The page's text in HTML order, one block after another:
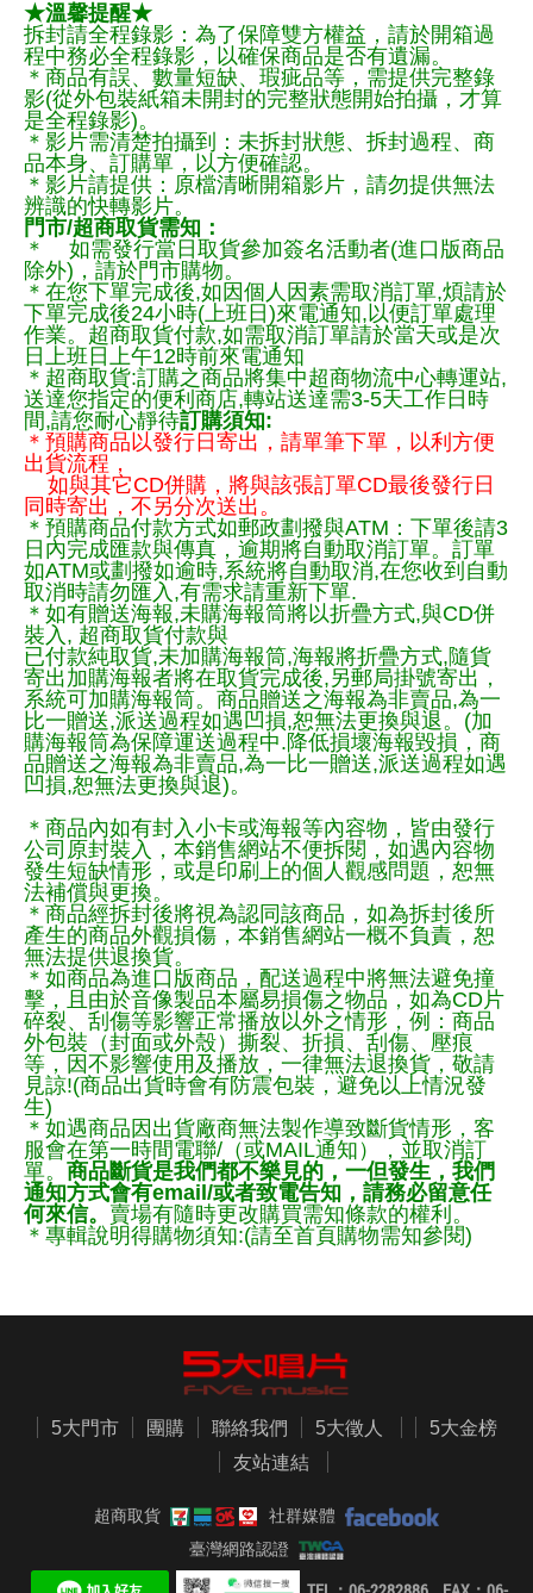
★溫馨提醒★
拆封請全程錄影：為了保障雙方權益，請於開箱過
程中務必全程錄影，以確保商品是否有遺漏。
＊商品有誤、數量短缺、瑕疵品等，需提供完整錄
影(從外包裝紙箱未開封的完整狀態開始拍攝，才算
是全程錄影)。
＊影片需清楚拍攝到：未拆封狀態、拆封過程、商
品本身、訂購單，以方便確認。
＊影片請提供：原檔清晰開箱影片，請勿提供無法
辨識的快轉影片。
門市/超商取貨需知：
＊ 如需發行當日取貨參加簽名活動者(進口版商品
除外)，請於門市購物。
＊在您下單完成後,如因個人因素需取消訂單,煩請於
下單完成後24小時(上班日)來電通知,以便訂單處理
作業。超商取貨付款,如需取消訂單請於當天或是次
日上班日上午12時前來電通知
＊超商取貨:訂購之商品將集中超商物流中心轉運站,
送達您指定的便利商店,轉站送達需3-5天工作日時
間,請您耐心靜待訂購須知:
＊預購商品以發行日寄出，請單筆下單，以利方便
出貨流程，
如與其它CD併購，將與該張訂單CD最後發行日
同時寄出，不另分次送出。
＊預購商品付款方式如郵政劃撥與ATM：下單後請3
日內完成匯款與傳真，逾期將自動取消訂單。訂單
如ATM或劃撥如逾時,系統將自動取消,在您收到自動
取消時請勿匯入,有需求請重新下單.
＊如有贈送海報,未購海報筒將以折疊方式,與CD併
裝入, 超商取貨付款與
已付款純取貨,未加購海報筒,海報將折疊方式,隨貨
寄出加購海報者將在取貨完成後,另郵局掛號寄出，
系統可加購海報筒。商品贈送之海報為非賣品,為一
比一贈送,派送過程如遇凹損,恕無法更換與退。(加
購海報筒為保障運送過程中.降低損壞海報毀損，商
品贈送之海報為非賣品,為一比一贈送,派送過程如遇
凹損,恕無法更換與退)。
＊商品內如有封入小卡或海報等內容物，皆由發行
公司原封裝入，本銷售網站不便拆閱，如遇內容物
發生短缺情形，或是印刷上的個人觀感問題，恕無
法補償與更換。
＊商品經拆封後將視為認同該商品，如為拆封後所
產生的商品外觀損傷，本銷售網站一概不負責，恕
無法提供退換貨。
＊如商品為進口版商品，配送過程中將無法避免撞
擊，且由於音像製品本屬易損傷之物品，如為CD片
碎裂、刮傷等影響正常播放以外之情形，例：商品
外包裝（封面或外殼）撕裂、折損、刮傷、壓痕
等，因不影響使用及播放，一律無法退換貨，敬請
見諒!(商品出貨時會有防震包裝，避免以上情況發
生)
＊如遇商品因出貨廠商無法製作導致斷貨情形，客
服會在第一時間電聯/（或MAIL通知），並取消訂
單。 商品斷貨是我們都不樂見的，一但發生，我們
通知方式會有email/或者致電告知，請務必留意任
何來信。 賣場有隨時更改購買需知條款的權利。
＊專輯說明得購物須知:(請至首頁購物需知參閱)
5大門市 團購 聯絡我們 5大徵人
5大金榜
友站連結
超商取貨
社群媒體
臺灣網路認證